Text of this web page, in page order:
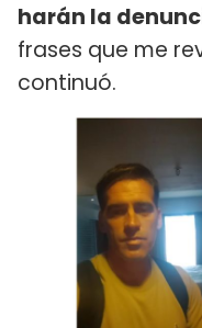
harán la
frases que me
continuó.